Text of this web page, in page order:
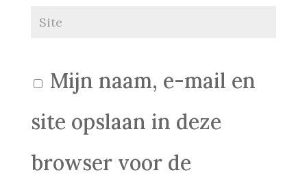
Mijn naam, e-mail en
site opslaan in deze
browser voor de